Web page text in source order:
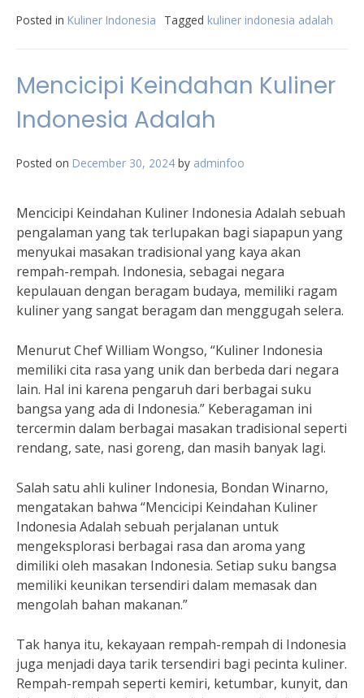
Posted in Kuliner Indonesia Tagged kuliner indonesia adalah
Mencicipi Keindahan Kuliner
Indonesia Adalah
Posted on December 30, 2024 by adminfoo
Mencicipi Keindahan Kuliner Indonesia Adalah sebuah
pengalaman yang tak terlupakan bagi siapapun yang
menyukai masakan tradisional yang kaya akan
rempah-rempah. Indonesia, sebagai negara
kepulauan dengan beragam budaya, memiliki ragam
kuliner yang sangat beragam dan menggugah selera.
Menurut Chef William Wongso, “Kuliner Indonesia
memiliki cita rasa yang unik dan berbeda dari negara
lain. Hal ini karena pengaruh dari berbagai suku
bangsa yang ada di Indonesia.” Keberagaman ini
tercermin dalam berbagai masakan tradisional seperti
rendang, sate, nasi goreng, dan masih banyak lagi.
Salah satu ahli kuliner Indonesia, Bondan Winarno,
mengatakan bahwa “Mencicipi Keindahan Kuliner
Indonesia Adalah sebuah perjalanan untuk
mengeksplorasi berbagai rasa dan aroma yang
dimiliki oleh masakan Indonesia. Setiap suku bangsa
memiliki keunikan tersendiri dalam memasak dan
mengolah bahan makanan.”
Tak hanya itu, kekayaan rempah-rempah di Indonesia
juga menjadi daya tarik tersendiri bagi pecinta kuliner.
Rempah-rempah seperti kemiri, ketumbar, kunyit, dan